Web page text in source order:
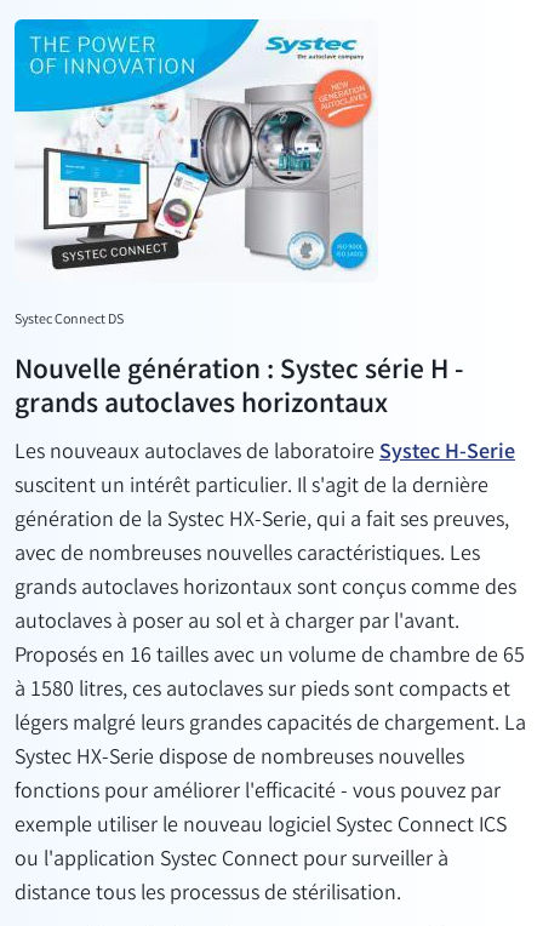
Systec Connect DS
Nouvelle génération : Systec série H -
grands autoclaves horizontaux
Les nouveaux autoclaves de laboratoireSystec H-Serie
suscitent un intérêt particulier. Il s'agit de la dernière
génération de la Systec HX-Serie, qui a fait ses preuves,
avec de nombreuses nouvelles caractéristiques. Les
grands autoclaves horizontaux sont conçus comme des
autoclaves à poser au sol et à charger par l'avant.
Proposés en 16 tailles avec un volume de chambre de 65
à 1580 litres, ces autoclaves sur pieds sont compacts et
légers malgré leurs grandes capacités de chargement. La
Systec HX-Serie dispose de nombreuses nouvelles
fonctions pour améliorer l'efficacité - vous pouvez par
exemple utiliser le nouveau logiciel Systec Connect ICS
ou l'application Systec Connect pour surveiller à
distance tous les processus de stérilisation.